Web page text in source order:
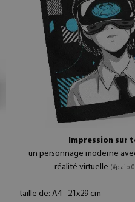
Impression sur
un personnage moderne
réalité virtuelle (#plaip-
taille de: A4 - 21x29 cm